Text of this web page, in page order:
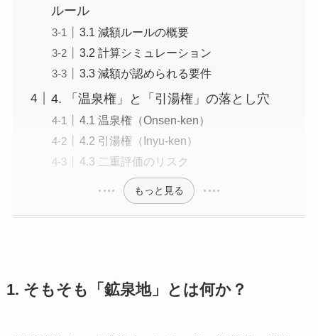
ルール
3.1 減額ルールの概要
3.2 計算シミュレーション
3.3 減額が認められる要件
4. 「温泉権」と「引湯権」の落とし穴
4.1 温泉権（Onsen-ken）
4.2 引湯権（Inyu-ken）
4.3 二重評価のリスク
もっと見る
1. そもそも「鉱泉地」とは何か？